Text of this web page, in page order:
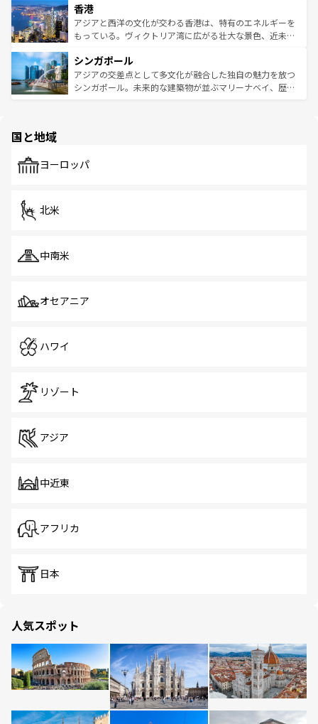
とつ。フォーやバインミー、ベトナムコーヒーなどは、ぜ
ひ現地で味わいたい。どの地域を訪れてもあたたかい人々
が旅行者を迎えてくれるので、きっと忘れられない旅にな
参照してほしい。
の活気が交差している。北部ではチェンマイなどの山岳地
帯で自然と触れ合い、南部ではプーケットやクラビの美し
いビーチでリゾート気分を楽しむことができる。タイ料理
激する。気候は一年中温暖で、どの季節にも異なる楽しみ
が待っている。親しみやすいタイの人々、仏教を中心とし
た文化、そして多様な観光資源が、訪れる旅人を魅了し続
香港
アジアと西洋の文化が交わる香港は、特有のエネルギーを
もっている。ヴィクトリア湾に広がる壮大な景色、近未来
み、どこを訪れても感動するはず。観光スポットが密集し
ており、効率よく見どころを回れるのも魅力。息をのむよ
うな絶景から文化的な体験まで、香港を存分に楽しみ尽く
シンガポール
アジアの交差点として多文化が融合した独自の魅力を放つ
シンガポール。未来的な建築物が並ぶマリーナベイ、歴史
で、ホーカーズは地元の風情を楽しめる外せないスポット
国と地域
ヨーロッパ
北米
中南米
オセアニア
ハワイ
リゾート
アジア
中近東
アフリカ
日本
人気スポット